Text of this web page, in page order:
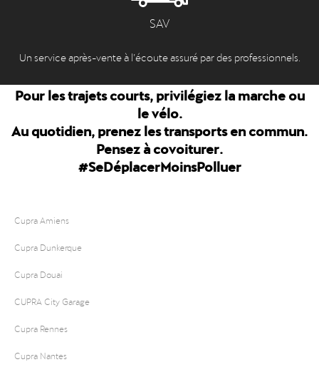
SAV
Un service après-vente à l’écoute assuré par des professionnels.
Pour les trajets courts, privilégiez la marche ou
le vélo.
Au quotidien, prenez les transports en commun.
Pensez à covoiturer.
#SeDéplacerMoinsPolluer
Cupra Amiens
Cupra Dunkerque
Cupra Douai
CUPRA City Garage
Cupra Rennes
Cupra Nantes